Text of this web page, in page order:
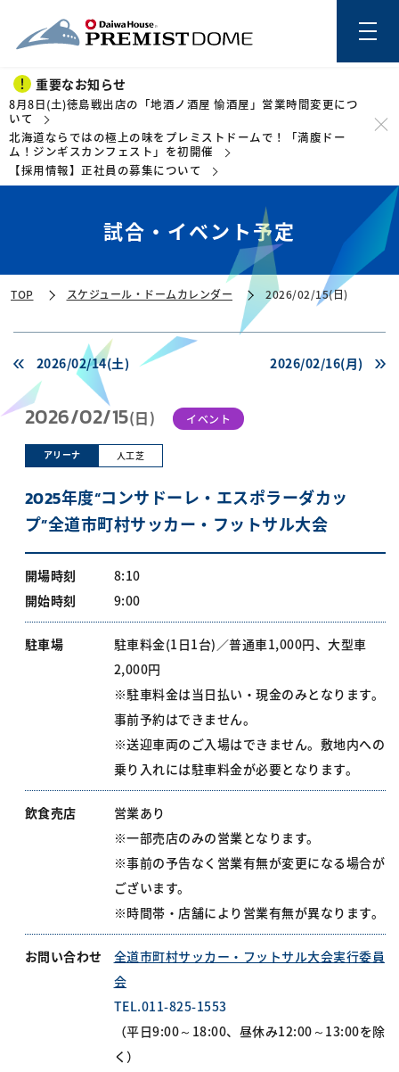
このページの本文を読む
重要なお知らせ
8月8日(土)徳島戦出店の「地酒ノ酒屋 愉酒屋」営業時間変更につ
いて
北海道ならではの極上の味をプレミストドームで！「満腹ドー
ム！ジンギスカンフェスト」を初開催
【採用情報】正社員の募集について
試合・イベント予定
TOP スケジュール・ドームカレンダー 2026/02/15(日)
2026/02/14(土) 2026/02/16(月)
2026/02/15(日) イベント
アリーナ 人工芝
2025年度“コンサドーレ・エスポラーダカッ
プ”全道市町村サッカー・フットサル大会
開場時刻
8:10
開始時刻
9:00
駐車場
駐車料金(1日1台)／普通車1,000円、大型車
2,000円
※駐車料金は当日払い・現金のみとなります。
事前予約はできません。
※送迎車両のご入場はできません。敷地内への
乗り入れには駐車料金が必要となります。
飲食売店
営業あり
※一部売店のみの営業となります。
※事前の予告なく営業有無が変更になる場合が
ございます。
※時間帯・店舗により営業有無が異なります。
お問い合わせ
全道市町村サッカー・フットサル大会実行委員
会
TEL.011-825-1553
（平日9:00～18:00、昼休み12:00～13:00を除
く）